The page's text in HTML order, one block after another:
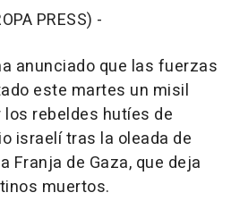
PRESS) -
anunciado que las fuerzas
este martes un misil
rebeldes hutíes de
israelí tras la oleada de
Franja de Gaza, que deja
muertos.